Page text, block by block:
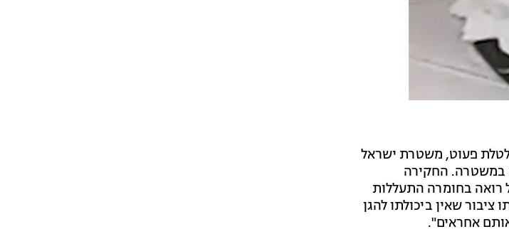
פעוט, משטרת ישראל
במשטרה. החקירה
רואה בחומרה התעללות
שאין ביכולתו להגן
אחראים".